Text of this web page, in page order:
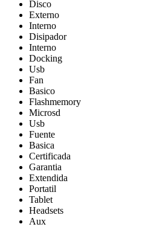
Disco
Externo
Interno
Disipador
Interno
Docking
Usb
Fan
Basico
Flashmemory
Microsd
Usb
Fuente
Basica
Certificada
Garantia
Extendida
Portatil
Tablet
Headsets
Aux